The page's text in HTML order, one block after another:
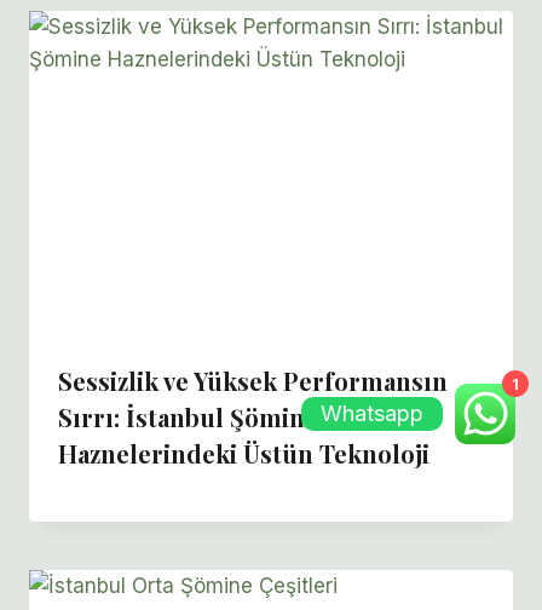
Sessizlik ve Yüksek Performansın
Sırrı: İstanbul Şömine
Haznelerindeki Üstün Teknoloji
1
Whatsapp